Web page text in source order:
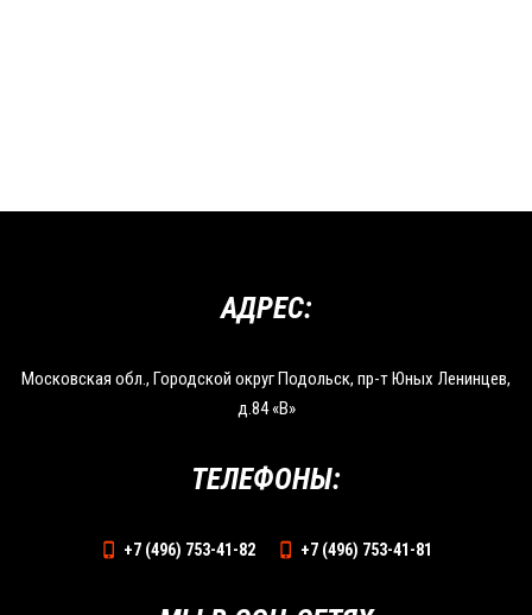
АДРЕС:
Московская обл., Городской округ Подольск, пр-т Юных Ленинцев,
д.84 «В»
ТЕЛЕФОНЫ:
+7 (496) 753-41-82 +7 (496) 753-41-81